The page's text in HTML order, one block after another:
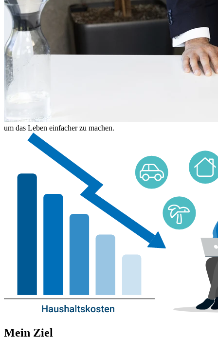
um das Leben einfacher zu machen.
Mein Ziel